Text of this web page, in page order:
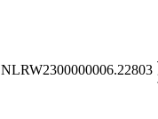
NLRW2300000006.22803